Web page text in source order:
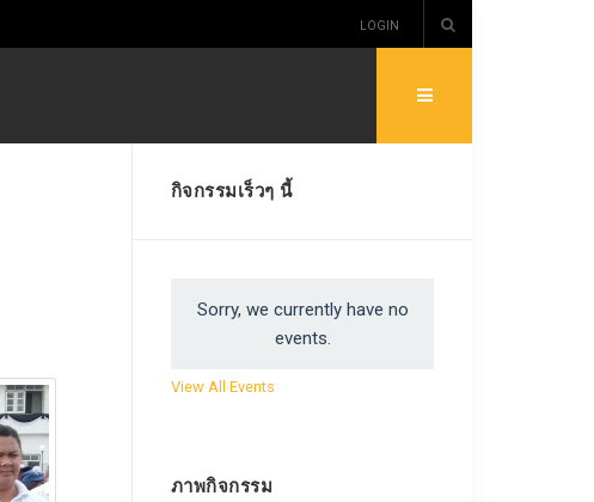
LOGIN
กิจกรรมเร็วๆ นี้
Sorry, we currently have no
events.
View All Events
ภาพกิจกรรม